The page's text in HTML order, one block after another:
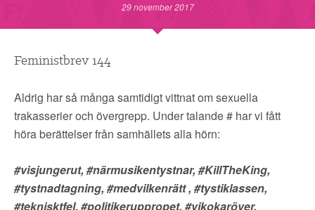
ENAD RÖST
PARTILEDARE
29 november 2017
Feministbrev 144
Aldrig har så många samtidigt vittnat om sexuella
trakasserier och övergrepp. Under talande # har vi fått
höra berättelser från samhällets alla hörn:
#visjungerut, #närmusikentystnar, #KillTheKing,
#tystnadtagning, #medvilkenrätt , #tystiklassen,
#teknisktfel, #politikeruppropet, #vikokaröver,